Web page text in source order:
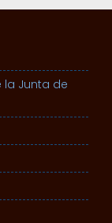
la Junta de